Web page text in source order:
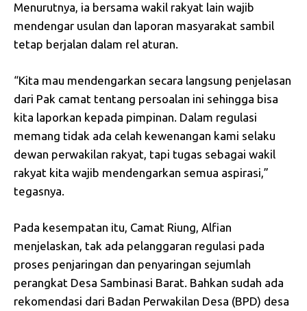
Menurutnya, ia bersama wakil rakyat lain wajib
mendengar usulan dan laporan masyarakat sambil
tetap berjalan dalam rel aturan.
“Kita mau mendengarkan secara langsung penjelasan
dari Pak camat tentang persoalan ini sehingga bisa
kita laporkan kepada pimpinan. Dalam regulasi
memang tidak ada celah kewenangan kami selaku
dewan perwakilan rakyat, tapi tugas sebagai wakil
rakyat kita wajib mendengarkan semua aspirasi,”
tegasnya.
Pada kesempatan itu, Camat Riung, Alfian
menjelaskan, tak ada pelanggaran regulasi pada
proses penjaringan dan penyaringan sejumlah
perangkat Desa Sambinasi Barat. Bahkan sudah ada
rekomendasi dari Badan Perwakilan Desa (BPD) desa